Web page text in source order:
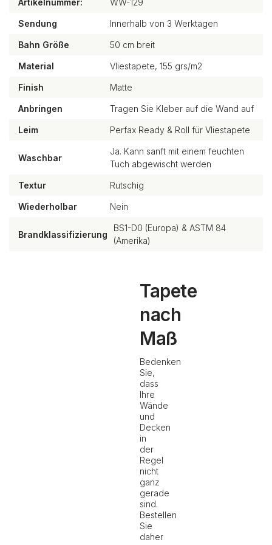
Artikelnummer: WW-129
Sendung Innerhalb von 3 Werktagen
Bahn Größe 50 cm breit
Material Vliestapete, 155 grs/m2
Finish Matte
Anbringen Tragen Sie Kleber auf die Wand auf
Leim Perfax Ready & Roll für Vliestapete
Waschbar
Ja. Kann sanft mit einem feuchten
Tuch abgewischt werden
Textur Rutschig
Wiederholbar Nein
Brandklassifizierung
BS1-D0 (Europa) & ASTM 84
(Amerika)
Tapete
nach
Maß
Bedenken
Sie,
dass
Ihre
Wände
und
Decken
in
der
Regel
nicht
ganz
gerade
sind.
Bestellen
Sie
daher